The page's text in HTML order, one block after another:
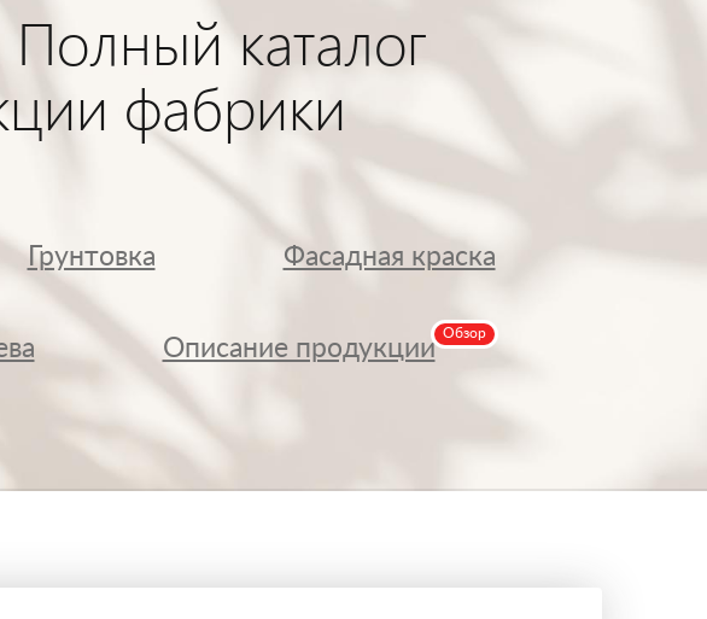
Полный каталог
фабрики
Грунтовка Фасадная краска
Описание продукции
Обзор